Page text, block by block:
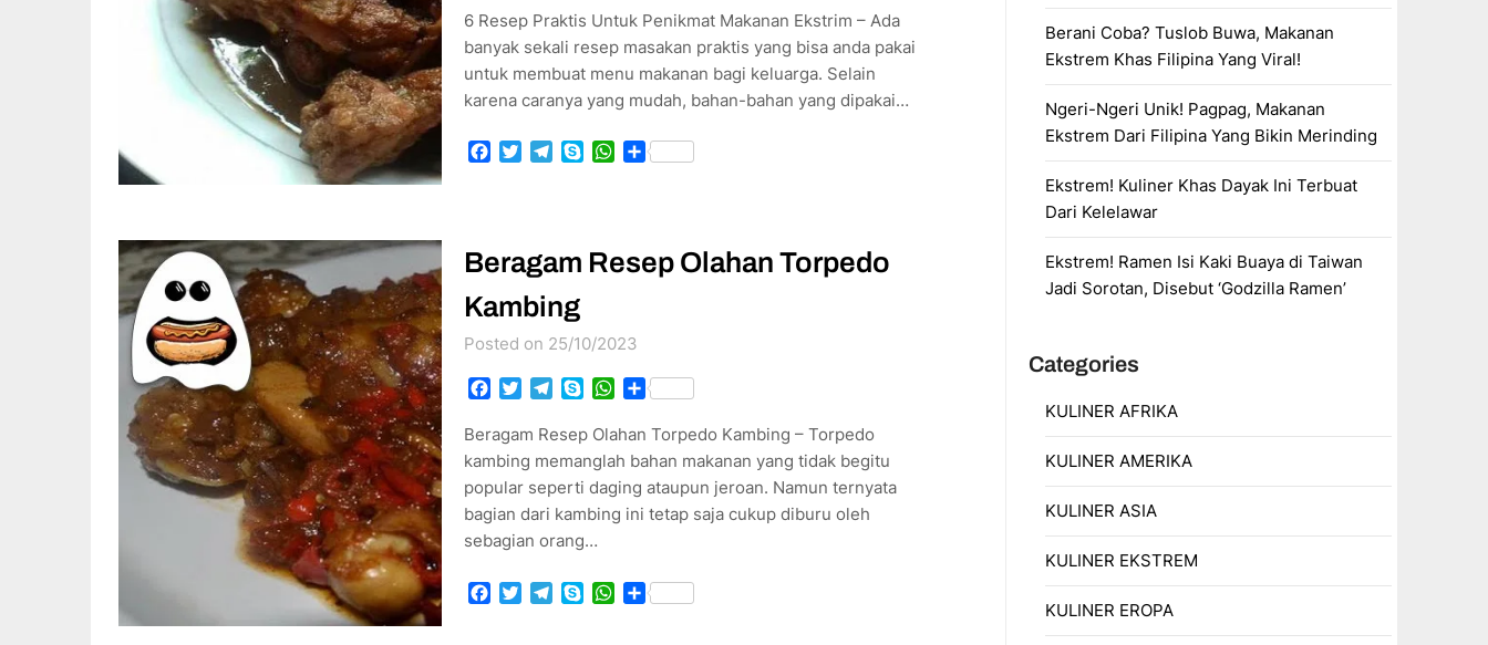
6 Resep Praktis Untuk Penikmat Makanan Ekstrim – Ada
banyak sekali resep masakan praktis yang bisa anda pakai
untuk membuat menu makanan bagi keluarga. Selain
karena caranya yang mudah, bahan-bahan yang dipakai…
Facebook
TwitterTelegram
SkypeWhatsApp
Share
Beragam Resep Olahan Torpedo
Kambing
Posted on 25/10/2023
Facebook
TwitterTelegram
SkypeWhatsApp
Share
Beragam Resep Olahan Torpedo Kambing – Torpedo
kambing memanglah bahan makanan yang tidak begitu
popular seperti daging ataupun jeroan. Namun ternyata
bagian dari kambing ini tetap saja cukup diburu oleh
sebagian orang…
Facebook
TwitterTelegram
SkypeWhatsApp
Share
Berani Coba? Tuslob Buwa, Makanan
Ekstrem Khas Filipina Yang Viral!
Ngeri-Ngeri Unik! Pagpag, Makanan
Ekstrem Dari Filipina Yang Bikin Merinding
Ekstrem! Kuliner Khas Dayak Ini Terbuat
Dari Kelelawar
Ekstrem! Ramen Isi Kaki Buaya di Taiwan
Jadi Sorotan, Disebut ‘Godzilla Ramen’
Categories
KULINER AFRIKA
KULINER AMERIKA
KULINER ASIA
KULINER EKSTREM
KULINER EROPA